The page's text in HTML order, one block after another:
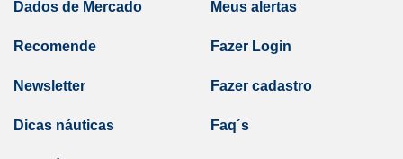
Dados de Mercado Meus alertas
Recomende
Newsletter
Dicas náuticas
Fazer Login
Fazer cadastro
Faq´s